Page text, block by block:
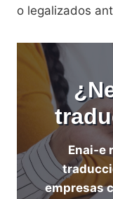
o legalizados
Enai-e
empresas